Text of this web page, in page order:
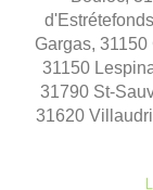
Gargas,
31150
31790 St-
31620